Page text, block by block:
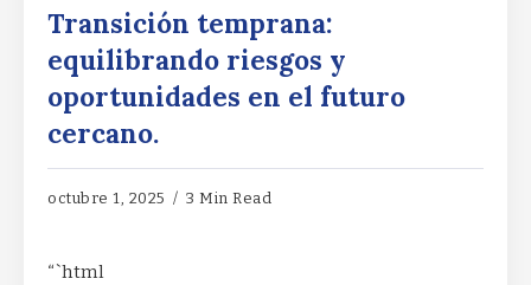
Transición temprana:
equilibrando riesgos y
oportunidades en el futuro
cercano.
octubre 1, 2025 3 Min Read
“`html